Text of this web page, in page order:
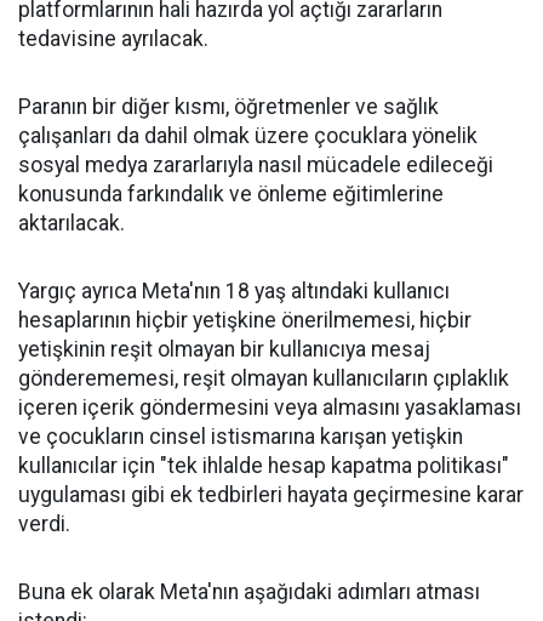
platformlarının hali hazırda yol açtığı zararların
tedavisine ayrılacak.
Paranın bir diğer kısmı, öğretmenler ve sağlık
çalışanları da dahil olmak üzere çocuklara yönelik
sosyal medya zararlarıyla nasıl mücadele edileceği
konusunda farkındalık ve önleme eğitimlerine
aktarılacak.
Yargıç ayrıca Meta'nın 18 yaş altındaki kullanıcı
hesaplarının hiçbir yetişkine önerilmemesi, hiçbir
yetişkinin reşit olmayan bir kullanıcıya mesaj
gönderememesi, reşit olmayan kullanıcıların çıplaklık
içeren içerik göndermesini veya almasını yasaklaması
ve çocukların cinsel istismarına karışan yetişkin
kullanıcılar için "tek ihlalde hesap kapatma politikası"
uygulaması gibi ek tedbirleri hayata geçirmesine karar
verdi.
Buna ek olarak Meta'nın aşağıdaki adımları atması